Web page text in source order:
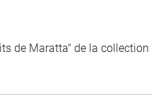
de Maratta" de la collection